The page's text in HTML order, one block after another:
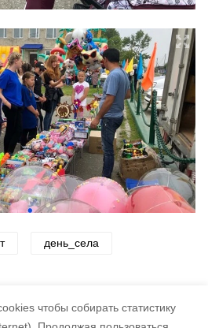
чтобы собирать статистику
день_села